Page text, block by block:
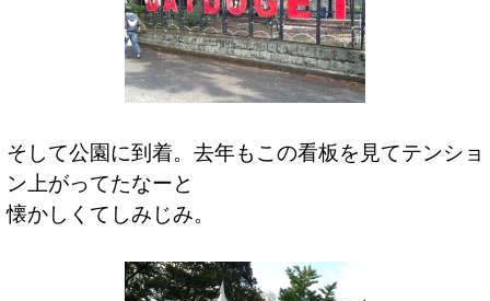
そして公園に到着。去年もこの看板を見てテンショ
ン上がってたなーと
懐かしくてしみじみ。